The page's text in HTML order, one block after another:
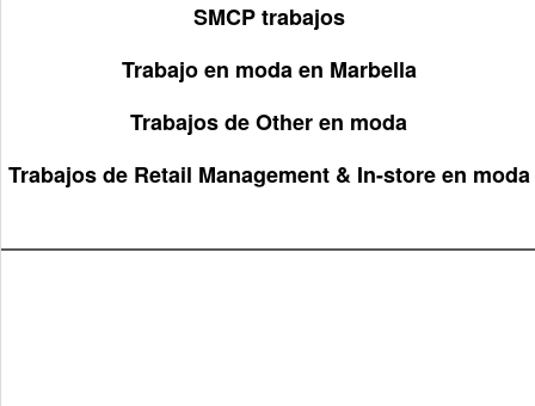
SMCP trabajos
Trabajo en moda en Marbella
Trabajos de Other en moda
Trabajos de Retail Management & In-store en moda